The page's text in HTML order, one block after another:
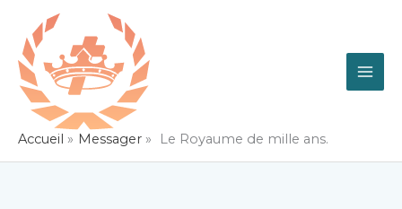
contenu
Accueil Messager Le Royaume de mille ans.